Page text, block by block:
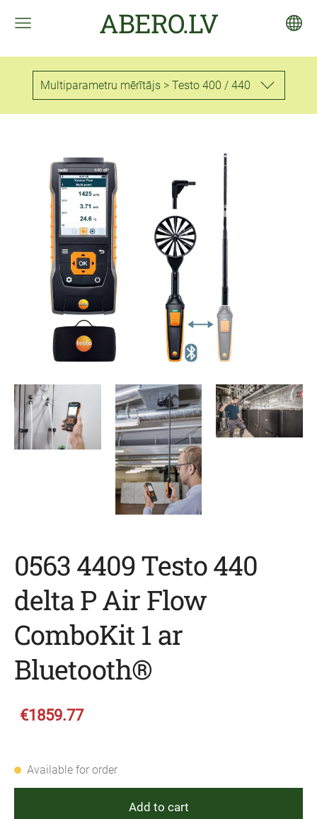
ABERO.LV
Multiparametru mērītājs > Testo 400 / 440
0563 4409 Testo 440
delta P Air Flow
ComboKit 1 ar
Bluetooth®
€1859.77
Available for order
Add to cart